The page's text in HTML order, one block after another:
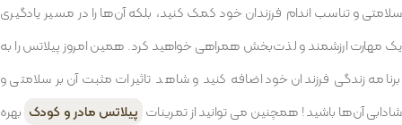
سلامتی و تناسب اندام فرزندان خود کمک کنید، بلکه آن‌ها را در مسیر یادگیری
یک مهارت ارزشمند و لذت‌بخش همراهی خواهید کرد. همین امروز پیلاتس را به
برنامه زندگی فرزندان خود اضافه کنید و شاهد تاثیرات مثبت آن بر سلامتی و
شادابی آن‌ها باشید! همچنین می توانید از تمرینات پیلاتس مادر و کودک بهره